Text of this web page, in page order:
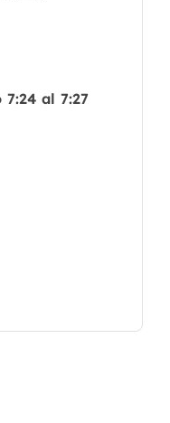
7:24 al 7:27